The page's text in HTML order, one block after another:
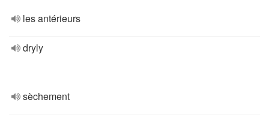
les antérieurs
dryly
sèchement